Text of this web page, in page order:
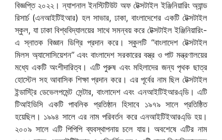
বিজ্ঞপ্তি ২০২২। ন্যাশনাল ইনস্টিটিউট অফ টেক্সটাইল ইঞ্জিনিয়ারিং অ্যান্ড
রিসার্চ (এনআইটিইআর) হল সাভার, ঢাকা, বাংলাদেশের একটি টেক্সটাইল
স্কুল, যা ঢাকা বিশ্ববিদ্যালয়ের সাথে সমন্বয় করে টেক্সটাইল ইঞ্জিনিয়ারিং-
এ স্নাতক বিজ্ঞান ডিগ্রি প্রদান করে। স্কুলটি “বাংলাদেশ টেক্সটাইল
মিলস অ্যাসোসিয়েশন” এবং বাংলাদেশ সরকারের বস্ত্র ও পাট মন্ত্রণালয়ের
মধ্যে একটি অংশীদারিত্ব। এটি পুরুষ এবং মহিলাদের জন্য পৃথক ছাত্র
হোস্টেল সহ আবাসিক শিক্ষা প্রদান করে। এর পূর্বের নাম ছিল টেক্সটাইল
ইন্ডাস্ট্রি ডেভেলপমেন্ট সেন্টার, বাংলাদেশ এবং এনআইটিইআরএ্ডি। এটি
টিআইডিসি একটি পাবলিক প্রতিষ্ঠান হিসাবে ১৯৭৯ সালে প্রতিষ্ঠিত
হয়েছিল। ১৯৯৪ সালে এর নাম পরিবর্তন করে এনআইটিইআরএ্ডি হয়।
২০০৯ সালে এটি পিপিপি ব্যবস্থাপনায় চলে যায়। অবশেষে এটির নাম